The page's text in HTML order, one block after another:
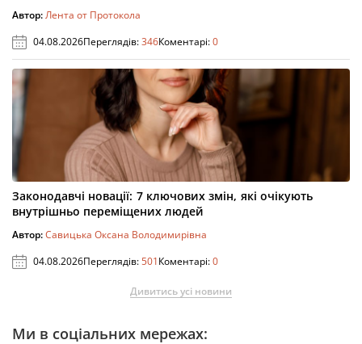
Автор:Лента от Протокола
04.08.2026Переглядів:346Коментарі:0
Законодавчі новації: 7 ключових змін, які очікують
внутрішньо переміщених людей
Автор:Савицька Оксана Володимирівна
04.08.2026Переглядів:501Коментарі:0
Дивитись усі новини
Ми в соціальних мережах: